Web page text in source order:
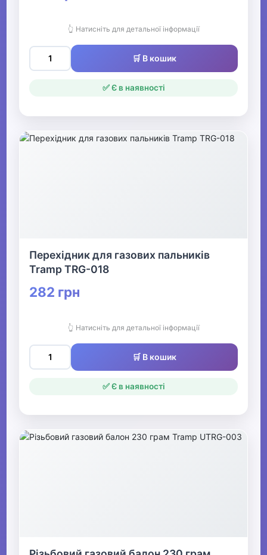
👆 Натисніть для детальної інформації
🛒 В кошик
✅ Є в наявності
Перехідник для газових пальників
Tramp TRG-018
282 грн
👆 Натисніть для детальної інформації
🛒 В кошик
✅ Є в наявності